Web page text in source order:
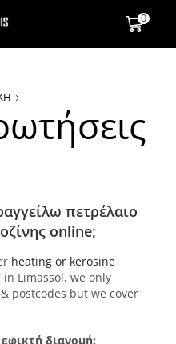
0
πετρέλαιο
online;
heating or kerosine
Limassol, we only
postcodes but we cover
διανομή: